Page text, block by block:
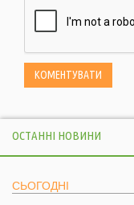
ОСТАННІ НОВИНИ
СЬОГОДНІ